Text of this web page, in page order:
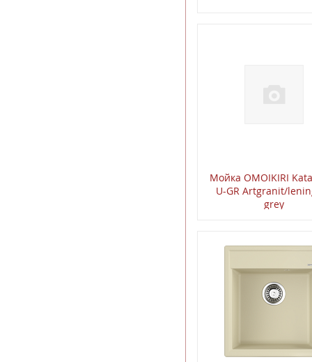
Мойкa OMOIKIRI
U-GR Artgranit/
grey